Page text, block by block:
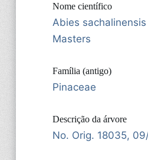
Nome científico
Abies sachalinensis
Masters
Família (antigo)
Pinaceae
Descrição da árvore
No. Orig. 18035,